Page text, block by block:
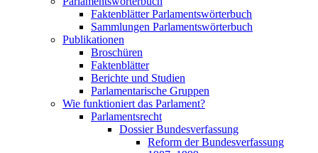
Faktenblätter Parlamentswörterbuch
Sammlungen Parlamentswörterbuch
Publikationen
Broschüren
Faktenblätter
Berichte und Studien
Parlamentarische Gruppen
Wie funktioniert das Parlament?
Parlamentsrecht
Dossier Bundesverfassung
Reform der Bundesverfassung